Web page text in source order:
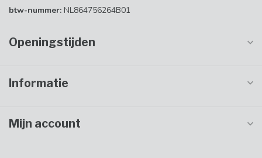
btw-nummer: NL864756264B01
Openingstijden
Informatie
Mijn account